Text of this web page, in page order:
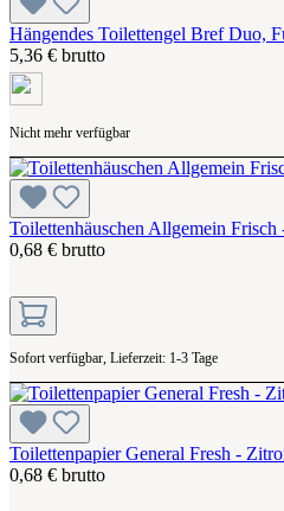
Hängendes Toilettengel Bref Duo,
5,36 € brutto
Nicht mehr verfügbar
Toilettenhäuschen Allgemein
0,68 € brutto
Sofort verfügbar, Lieferzeit: 1-3 Tage
Toilettenpapier General Fresh -
0,68 € brutto